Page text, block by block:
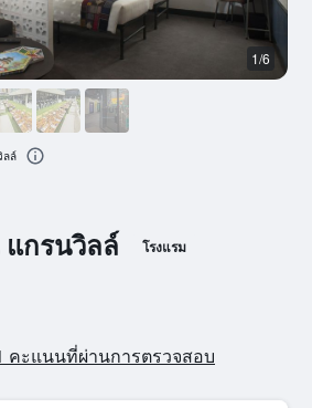
กรนวิลล์ โรงแรม
คะแนนที่ผ่านการตรวจสอบ
1/6
ลล์